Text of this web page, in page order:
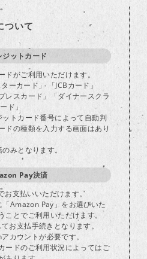
ついて
ジットカード
ドがご利用いただけます。
ーカード」 「JCBカード」
レスカード」「ダイナースクラ
ド」
トカード番号によって自動判
ドの種類を入力する画面はあり
みとなります。
Pay決済
お支払いいただけます。
Amazon Pay」をお選びいた
ことでご利用いただけます。
お支払手続きとなります。
カウントが必要です。
ードのご利用状況によってはご